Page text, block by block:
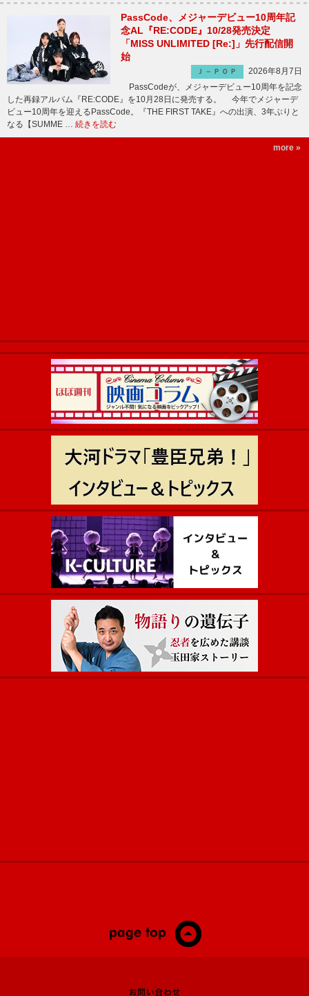
PassCode、メジャーデビュー10周年記
念AL『RE:CODE』10/28発売決定
「MISS UNLIMITED [Re:]」先行配信開
始
Ｊ－ＰＯＰ
2026年8月7日
PassCodeが、メジャーデビュー10周年を記念
した再録アルバム『RE:CODE』を10月28日に発売する。 今年でメジャーデ
ビュー10周年を迎えるPassCode。『THE FIRST TAKE』への出演、3年ぶりと
なる【SUMME … 続きを読む
more »